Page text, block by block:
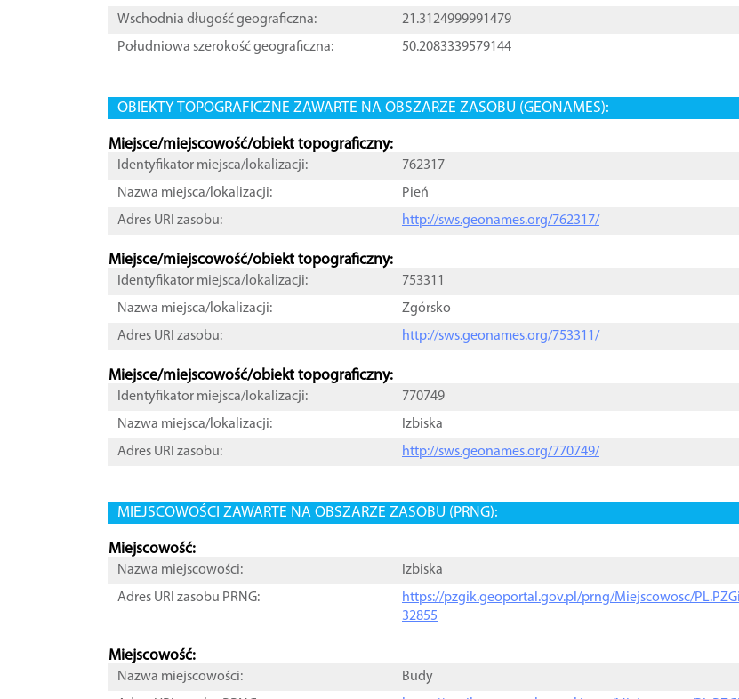
Wschodnia długość geograficzna:
21.3124999991479
Południowa szerokość geograficzna:
50.2083339579144
OBIEKTY TOPOGRAFICZNE ZAWARTE NA OBSZARZE ZASOBU (GEONAMES):
Miejsce/miejscowość/obiekt topograficzny:
Identyfikator miejsca/lokalizacji:
762317
Nazwa miejsca/lokalizacji:
Pień
Adres URI zasobu:
http://sws.geonames.org/762317/
Miejsce/miejscowość/obiekt topograficzny:
Identyfikator miejsca/lokalizacji:
753311
Nazwa miejsca/lokalizacji:
Zgórsko
Adres URI zasobu:
http://sws.geonames.org/753311/
Miejsce/miejscowość/obiekt topograficzny:
Identyfikator miejsca/lokalizacji:
770749
Nazwa miejsca/lokalizacji:
Izbiska
Adres URI zasobu:
http://sws.geonames.org/770749/
MIEJSCOWOŚCI ZAWARTE NA OBSZARZE ZASOBU (PRNG):
Miejscowość:
Nazwa miejscowości:
Izbiska
Adres URI zasobu PRNG:
https://pzgik.geoportal.gov.pl/prng/Miejscowosc/
32855
Miejscowość:
Nazwa miejscowości:
Budy